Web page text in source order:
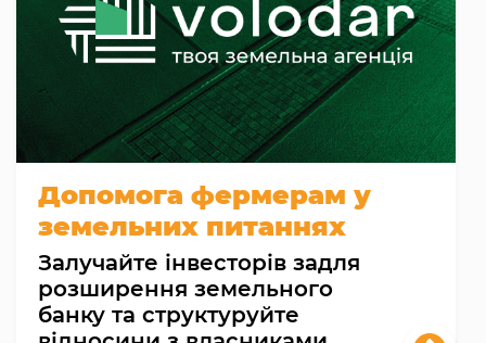
Допомога фермерам у
земельних питаннях
Залучайте інвесторів задля
розширення земельного
банку та структуруйте